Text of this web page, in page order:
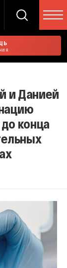
и Данией
конца